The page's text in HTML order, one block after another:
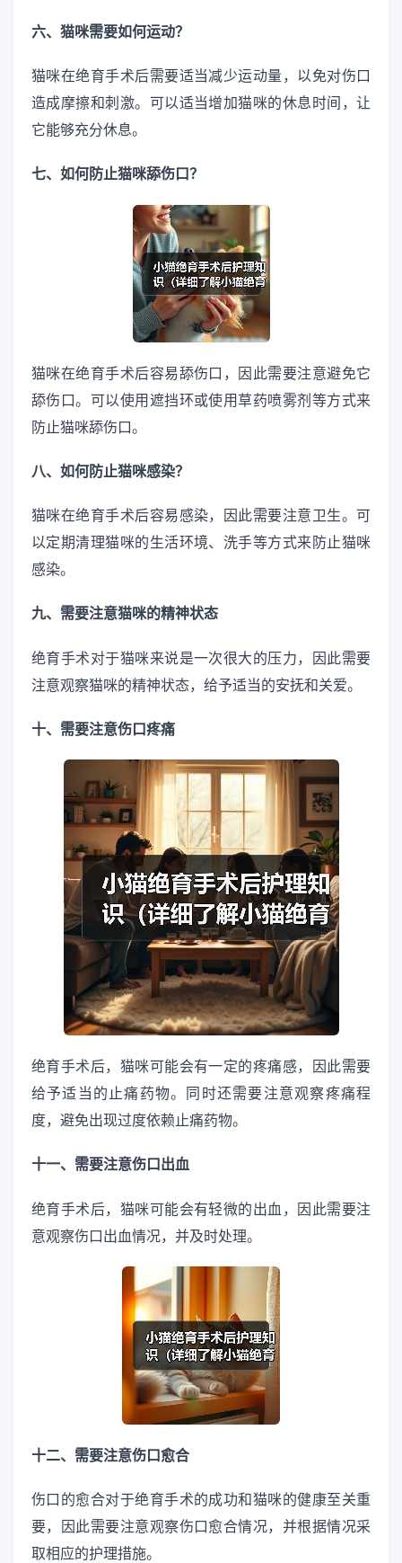
六、猫咪需要如何运动？
猫咪在绝育手术后需要适当减少运动量，以免对伤口
造成摩擦和刺激。可以适当增加猫咪的休息时间，让
它能够充分休息。
七、如何防止猫咪舔伤口？
猫咪在绝育手术后容易舔伤口，因此需要注意避免它
舔伤口。可以使用遮挡环或使用草药喷雾剂等方式来
防止猫咪舔伤口。
八、如何防止猫咪感染？
猫咪在绝育手术后容易感染，因此需要注意卫生。可
以定期清理猫咪的生活环境、洗手等方式来防止猫咪
感染。
九、需要注意猫咪的精神状态
绝育手术对于猫咪来说是一次很大的压力，因此需要
注意观察猫咪的精神状态，给予适当的安抚和关爱。
十、需要注意伤口疼痛
绝育手术后，猫咪可能会有一定的疼痛感，因此需要
给予适当的止痛药物。同时还需要注意观察疼痛程
度，避免出现过度依赖止痛药物。
十一、需要注意伤口出血
绝育手术后，猫咪可能会有轻微的出血，因此需要注
意观察伤口出血情况，并及时处理。
十二、需要注意伤口愈合
伤口的愈合对于绝育手术的成功和猫咪的健康至关重
要，因此需要注意观察伤口愈合情况，并根据情况采
取相应的护理措施。